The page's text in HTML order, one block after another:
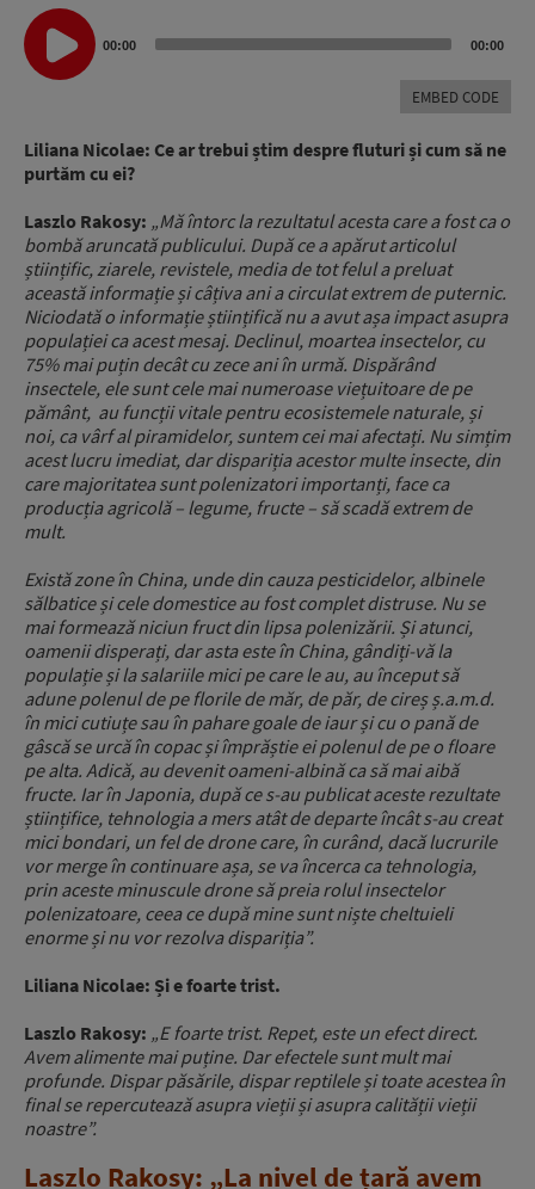
Audio
Player
00:00 00:00
EMBED CODE
Liliana Nicolae: Ce ar trebui știm despre fluturi și cum să ne
purtăm cu ei?
Laszlo Rakosy: „Mă întorc la rezultatul acesta care a fost ca o
bombă aruncată publicului. După ce a apărut articolul
științific, ziarele, revistele, media de tot felul a preluat
această informație și câțiva ani a circulat extrem de puternic.
Niciodată o informație științifică nu a avut așa impact asupra
populației ca acest mesaj. Declinul, moartea insectelor, cu
75% mai puțin decât cu zece ani în urmă. Dispărând
insectele, ele sunt cele mai numeroase viețuitoare de pe
pământ, au funcții vitale pentru ecosistemele naturale, și
noi, ca vârf al piramidelor, suntem cei mai afectați. Nu simțim
acest lucru imediat, dar dispariția acestor multe insecte, din
care majoritatea sunt polenizatori importanți, face ca
producția agricolă – legume, fructe – să scadă extrem de
mult.
Există zone în China, unde din cauza pesticidelor, albinele
sălbatice și cele domestice au fost complet distruse. Nu se
mai formează niciun fruct din lipsa polenizării. Și atunci,
oamenii disperați, dar asta este în China, gândiți-vă la
populație și la salariile mici pe care le au, au început să
adune polenul de pe florile de măr, de păr, de cireș ș.a.m.d.
în mici cutiuțe sau în pahare goale de iaur și cu o pană de
gâscă se urcă în copac și împrăștie ei polenul de pe o floare
pe alta. Adică, au devenit oameni-albină ca să mai aibă
fructe. Iar în Japonia, după ce s-au publicat aceste rezultate
științifice, tehnologia a mers atât de departe încât s-au creat
mici bondari, un fel de drone care, în curând, dacă lucrurile
vor merge în continuare așa, se va încerca ca tehnologia,
prin aceste minuscule drone să preia rolul insectelor
polenizatoare, ceea ce după mine sunt niște cheltuieli
enorme și nu vor rezolva dispariția”.
Liliana Nicolae: Și e foarte trist.
Laszlo Rakosy: „E foarte trist. Repet, este un efect direct.
Avem alimente mai puține. Dar efectele sunt mult mai
profunde. Dispar păsările, dispar reptilele și toate acestea în
final se repercutează asupra vieții și asupra calității vieții
noastre”.
Laszlo Rakosy: „La nivel de țară avem